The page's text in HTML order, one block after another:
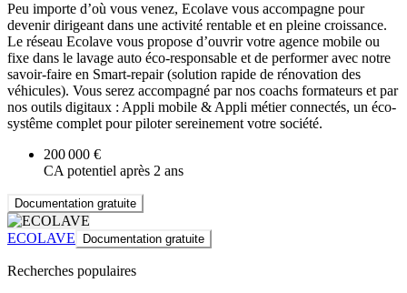
Peu importe d’où vous venez, Ecolave vous accompagne pour
devenir dirigeant dans une activité rentable et en pleine croissance.
Le réseau Ecolave vous propose d’ouvrir votre agence mobile ou
fixe dans le lavage auto éco-responsable et de performer avec notre
savoir-faire en Smart-repair (solution rapide de rénovation des
véhicules). Vous serez accompagné par nos coachs formateurs et par
nos outils digitaux : Appli mobile & Appli métier connectés, un éco-
systême complet pour piloter sereinement votre société.
200 000 €
CA potentiel après 2 ans
Documentation gratuite
ECOLAVE Documentation gratuite
Recherches populaires